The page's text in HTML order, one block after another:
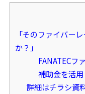
「そのファイバー
か？」
FANATECフ
補助金を活
詳細はチラシ資